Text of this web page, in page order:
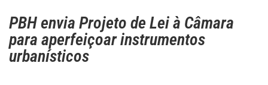
PBH envia Projeto de Lei à Câmara
para aperfeiçoar instrumentos
urbanísticos